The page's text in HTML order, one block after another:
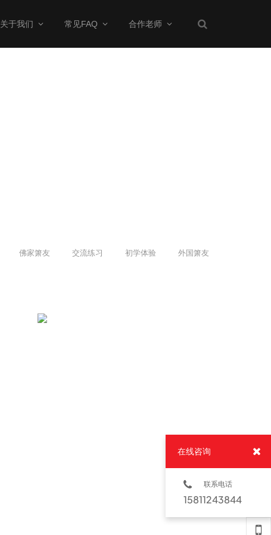
关于我们 常见FAQ 合作老师
佛家箫友 交流练习 初学体验 外国箫友
在线咨询
联系电话
15811243844